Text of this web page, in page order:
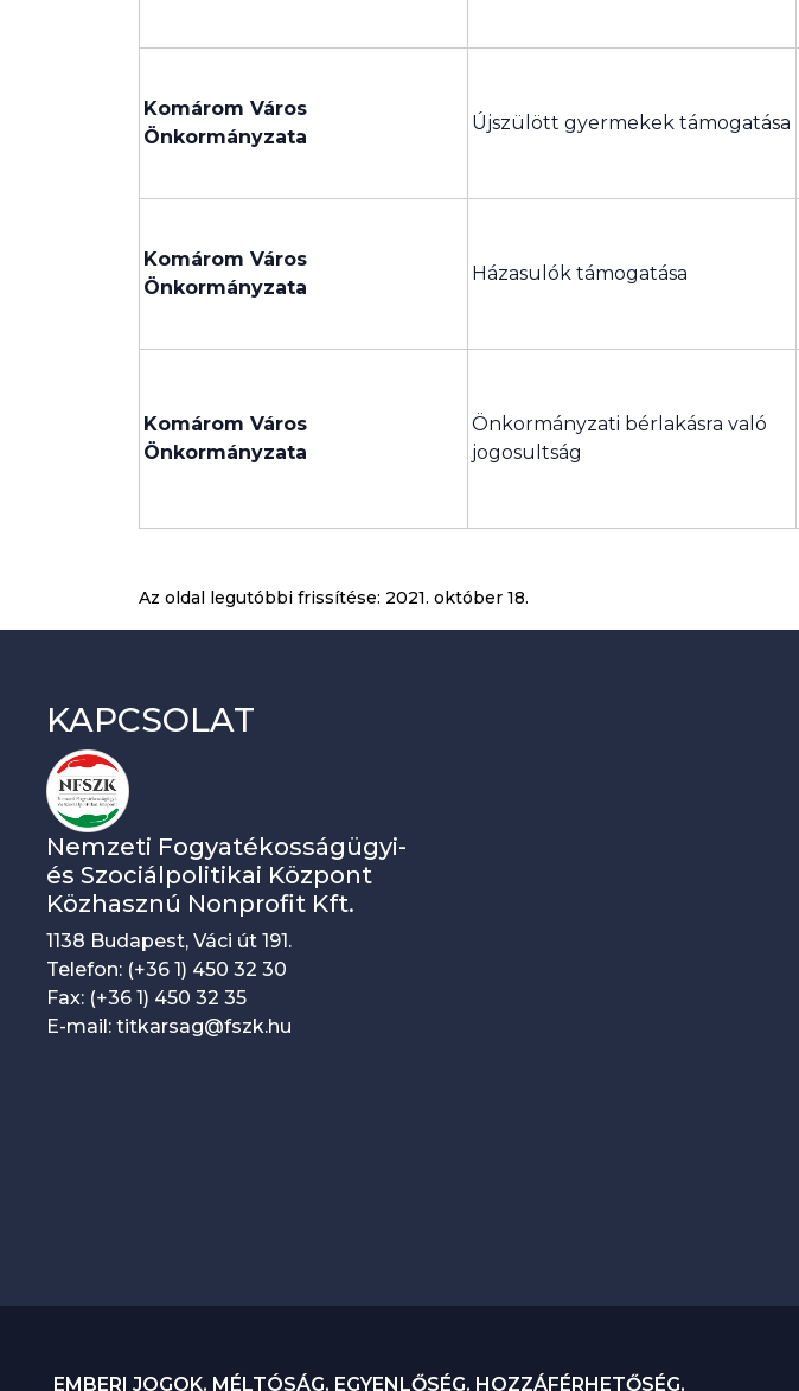
Komárom Város
Önkormányzata
Újszülött gyermekek támogatása
Komárom Város
Önkormányzata
Házasulók támogatása
Komárom Város
Önkormányzata
Önkormányzati bérlakásra való
jogosultság
Az oldal legutóbbi frissítése: 2021. október 18.
KAPCSOLAT
Nemzeti Fogyatékosságügyi-
és Szociálpolitikai Központ
Közhasznú Nonprofit Kft.
1138 Budapest, Váci út 191.
Telefon: (+36 1) 450 32 30
Fax: (+36 1) 450 32 35
E-mail: titkarsag@fszk.hu
EMBERI JOGOK. MÉLTÓSÁG. EGYENLŐSÉG. HOZZÁFÉRHETŐSÉG.